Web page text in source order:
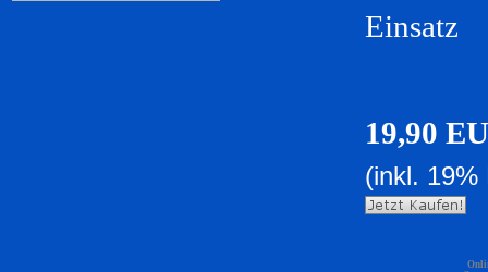
Einsatz
19,90
(inkl.